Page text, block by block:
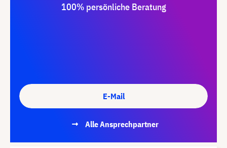
100% persönliche Beratung
E-Mail
Alle Ansprechpartner